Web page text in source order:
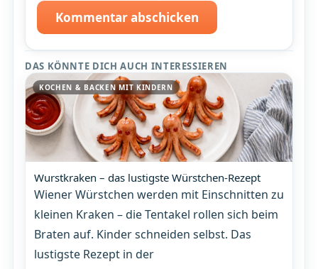
Kommentar abschicken
DAS KÖNNTE DICH AUCH INTERESSIEREN
KOCHEN & BACKEN MIT KINDERN
Wurstkraken – das lustigste Würstchen-Rezept
Wiener Würstchen werden mit Einschnitten zu
kleinen Kraken – die Tentakel rollen sich beim
Braten auf. Kinder schneiden selbst. Das
lustigste Rezept in der